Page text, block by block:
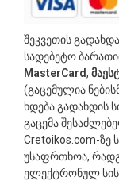
შეკვეთის
სადებეტო
MasterCard,
(გაცემულია
ხდება გადახდის
გაცემა
Cretoikos.com-ზე
უსაფრთხოა,
ელექტრონულ